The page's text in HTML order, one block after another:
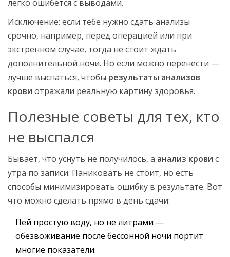
легко ошибётся с выводами.
Исключение: если тебе нужно сдать анализы
срочно, например, перед операцией или при
экстренном случае, тогда не стоит ждать
дополнительной ночи. Но если можно перенести —
лучше выспаться, чтобы результаты анализов
крови отражали реальную картину здоровья.
Полезные советы для тех, кто
не выспался
Бывает, что уснуть не получилось, а анализ крови с
утра по записи. Паниковать не стоит, но есть
способы минимизировать ошибку в результате. Вот
что можно сделать прямо в день сдачи:
Пей простую воду, но не литрами —
обезвоживание после бессонной ночи портит
многие показатели.